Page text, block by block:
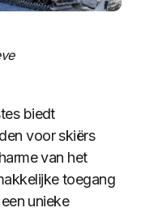
biedt
voor skiërs
van het
toegang
unieke